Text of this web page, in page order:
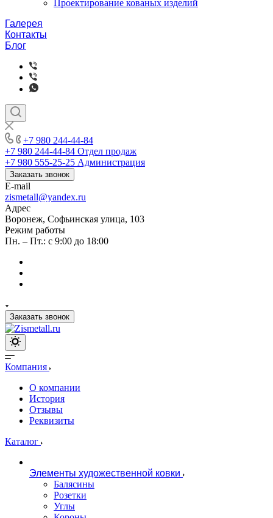
Проектирование кованых изделий
Галерея
Контакты
Блог
+7 980 244-44-84
+7 980 244-44-84 Отдел продаж
+7 980 555-25-25 Администрация
Заказать звонок
E-mail
zismetall@yandex.ru
Адрес
Воронеж, Софьинская улица, 103
Режим работы
Пн. – Пт.: с 9:00 до 18:00
Заказать звонок
Компания
О компании
История
Отзывы
Реквизиты
Каталог
Элементы художественной ковки
Балясины
Розетки
Углы